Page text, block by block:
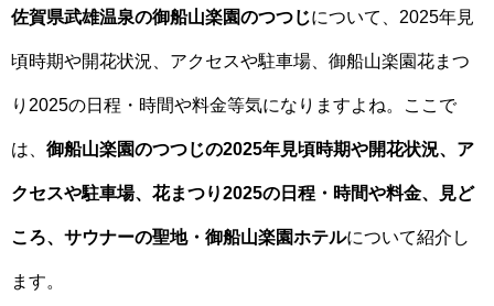
佐賀県武雄温泉の御船山楽園のつつじについて、2025年見
頃時期や開花状況、アクセスや駐車場、御船山楽園花まつ
り2025の日程・時間や料金等気になりますよね。ここで
は、 御船山楽園のつつじの2025年見頃時期や開花状況、ア
クセスや駐車場、花まつり2025の日程・時間や料金、見ど
ころ、サウナーの聖地・御船山楽園ホテルについて紹介し
ます。